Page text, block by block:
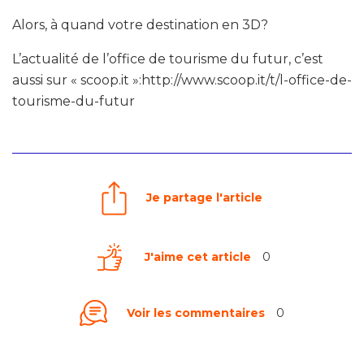
Alors, à quand votre destination en 3D?
L’actualité de l’office de tourisme du futur, c’est
aussi sur « scoop.it »:http://www.scoop.it/t/l-office-de-
tourisme-du-futur
Je partage l'article
J'aime cet article 0
Voir les commentaires 0